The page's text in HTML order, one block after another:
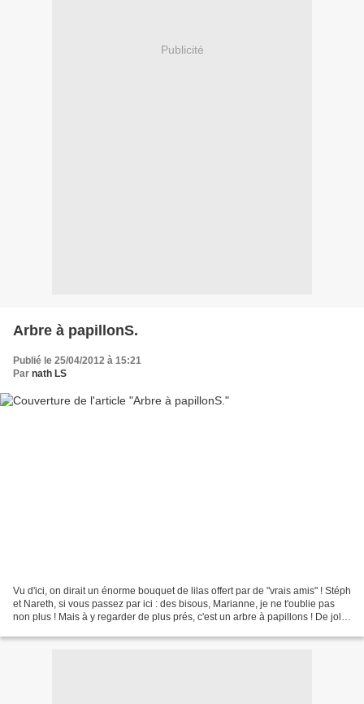
Publicité
Arbre à papillonS.
Publié le 25/04/2012 à 15:21
Par nath LS
Vu d'ici, on dirait un énorme bouquet de lilas offert par de "vrais amis" ! Stéph
et Nareth, si vous passez par ici : des bisous, Marianne, je ne t'oublie pas
non plus ! Mais à y regarder de plus prés, c'est un arbre à papillons ! De jolis